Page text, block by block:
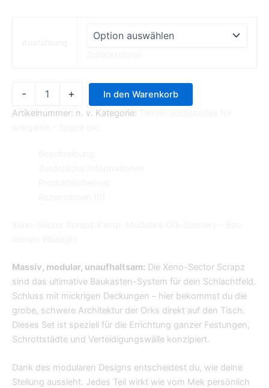
- +
In den Warenkorb
Artikelnummer: n. v. Kategorie:
Massiv, modular, unaufhaltsam: Die Xeno-Sector Scrapz
sind das ultimative Baukasten-System für dein Schlachtfeld.
Schluss mit mickrigen Deckungen – hier bekommst du die
grobe, schwere Architektur der Orks direkt auf den Tisch.
Dieses Set ist speziell für die Errichtung ganzer Festungen,
Schrottstädte und Verteidigungswälle konzipiert.
Dank des modularen Designs entscheidest du, wie deine
Stellung aussieht. Jedes Teil wirkt wie vom Mek persönlich